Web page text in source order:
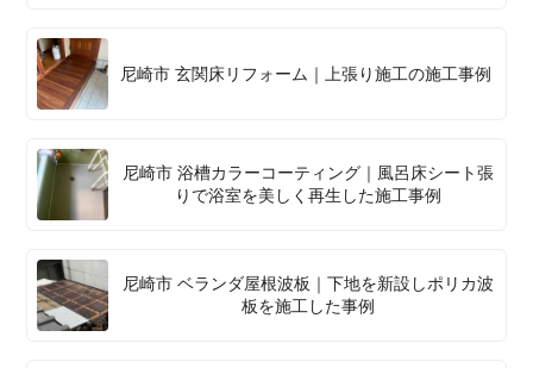
尼崎市 玄関床リフォーム｜上張り施工の施工事例
尼崎市 浴槽カラーコーティング｜風呂床シート張
りで浴室を美しく再生した施工事例
尼崎市 ベランダ屋根波板｜下地を新設しポリカ波
板を施工した事例